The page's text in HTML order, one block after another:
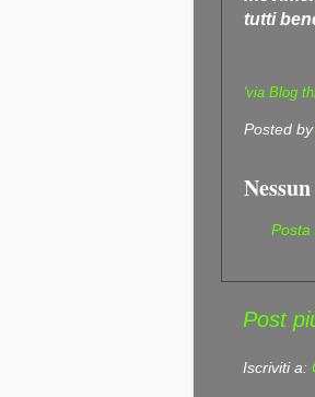
tutti
'via Blog
Posted by
Posta
Post
Iscriviti a: